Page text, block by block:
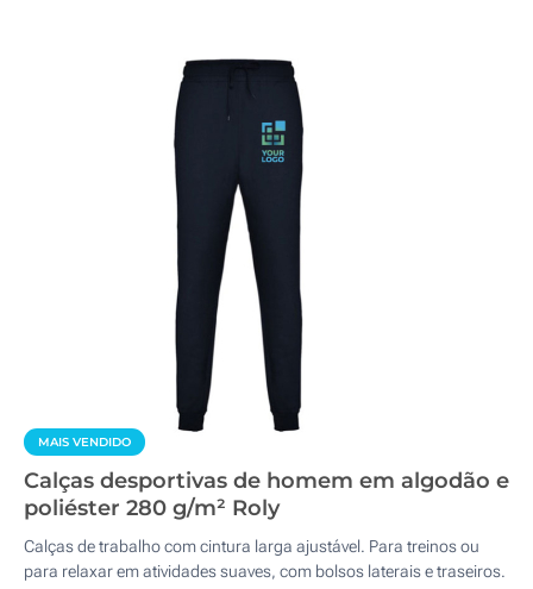
MAIS VENDIDO
Calças desportivas de homem em algodão e
poliéster 280 g/m² Roly
Calças de trabalho com cintura larga ajustável. Para treinos ou
para relaxar em atividades suaves, com bolsos laterais e traseiros.